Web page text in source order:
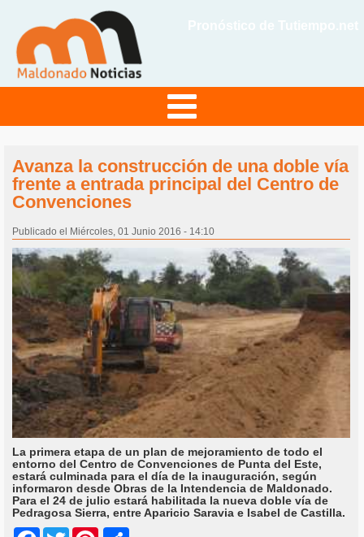
Avanza la construcción de una doble vía
frente a entrada principal del Centro de
Convenciones
Publicado el Miércoles, 01 Junio 2016 - 14:10
La primera etapa de un plan de mejoramiento de todo el
entorno del Centro de Convenciones de Punta del Este,
estará culminada para el día de la inauguración, según
informaron desde Obras de la Intendencia de Maldonado.
Para el 24 de julio estará habilitada la nueva doble vía de
Pedragosa Sierra, entre Aparicio Saravia e Isabel de Castilla.